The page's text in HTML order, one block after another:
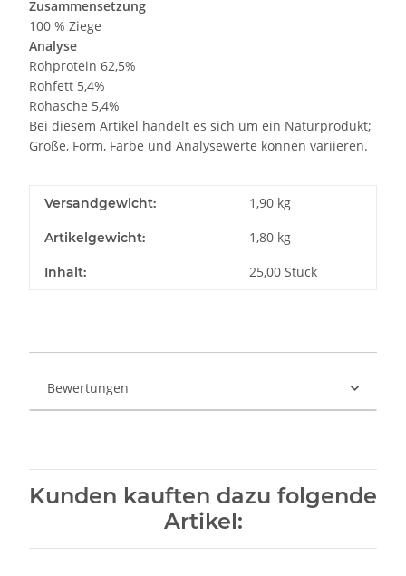
Zusammensetzung
100 % Ziege
Analyse
Rohprotein 62,5%
Rohfett 5,4%
Rohasche 5,4%
Bei diesem Artikel handelt es sich um ein Naturprodukt;
Größe, Form, Farbe und Analysewerte können variieren.
Versandgewicht: 1,90 kg
Artikelgewicht: 1,80 kg
Inhalt: 25,00 Stück
Bewertungen
Kunden kauften dazu folgende
Artikel: